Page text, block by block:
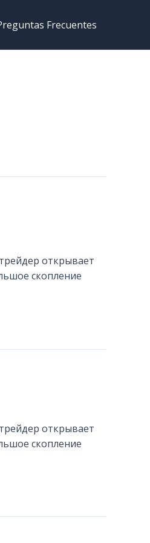
Frecuentes
открывает
скопление
открывает
скопление